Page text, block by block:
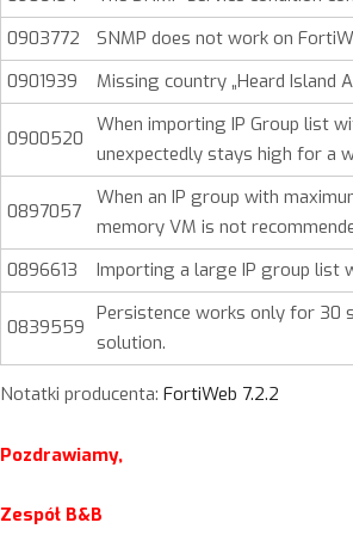
0903772
SNMP does not work on
0901939
Missing country „Heard Island
0900520
When importing IP Group list
unexpectedly stays high for a
0897057
When an IP group with
memory VM is not
0896613
Importing a large IP group list
0839559
Persistence works only for 30
solution.
Notatki producenta: FortiWeb 7.2.2
Pozdrawiamy,
Zespół B&B